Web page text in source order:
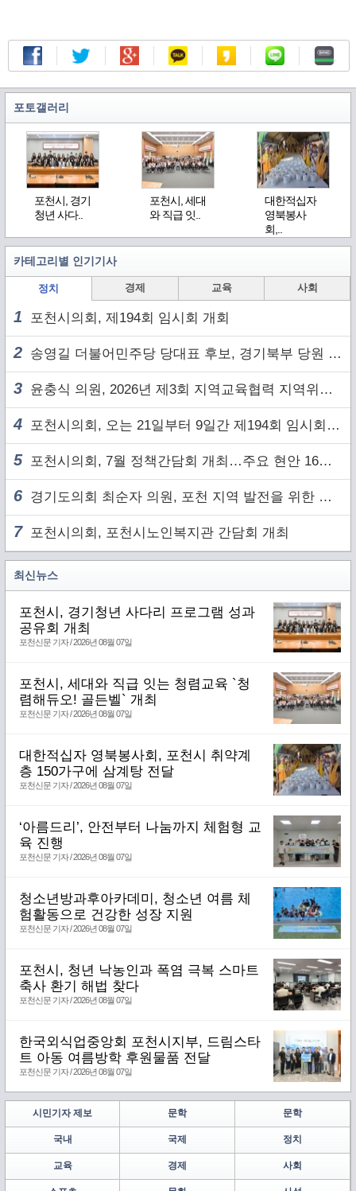
포토갤러리
포천시, 경기
청년 사다..
포천시, 세대
와 직급 잇..
대한적십자
영북봉사
회,..
카테고리별 인기기사
정치 경제 교육 사회
1 포천시의회, 제194회 임시회 개회
2 송영길 더불어민주당 당대표 후보, 경기북부 당원 및 2030 세대와 ‘소통 행보’
3 윤충식 의원, 2026년 제3회 지역교육협력 지역위원회 주재
4 포천시의회, 오는 21일부터 9일간 제194회 임시회 개회
5 포천시의회, 7월 정책간담회 개최…주요 현안 16건 점검
6 경기도의회 최순자 의원, 포천 지역 발전을 위한 정담회 개최
7포천시의회, 포천시노인복지관 간담회 개최
최신뉴스
포천시, 경기청년 사다리 프로그램 성과
공유회 개최
포천신문 기자 / 2026년 08월 07일
포천시, 세대와 직급 잇는 청렴교육 `청
렴해듀오! 골든벨` 개최
포천신문 기자 / 2026년 08월 07일
대한적십자 영북봉사회, 포천시 취약계
층 150가구에 삼계탕 전달
포천신문 기자 / 2026년 08월 07일
‘아름드리’, 안전부터 나눔까지 체험형 교
육 진행
포천신문 기자 / 2026년 08월 07일
청소년방과후아카데미, 청소년 여름 체
험활동으로 건강한 성장 지원
포천신문 기자 / 2026년 08월 07일
포천시, 청년 낙농인과 폭염 극복 스마트
축사 환기 해법 찾다
포천신문 기자 / 2026년 08월 07일
한국외식업중앙회 포천시지부, 드림스타
트 아동 여름방학 후원물품 전달
포천신문 기자 / 2026년 08월 07일
시민기자 제보 문학 문학
국내 국제 정치
교육 경제 사회